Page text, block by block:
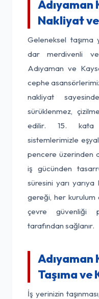
Adıyaman
Nakliyat
Geleneksel taşıma
dar merdivenli
Adıyaman ve
cephe
nakliyat
sürüklenmez,
edilir. 15. kata
sistemlerimizle
pencere üzerinden
iş gücünden
süresini yarı yarıya
gereği, her kurulum
çevre güvenliği
tarafından sağlanır.
Adıyaman
Taşıma
İş yerinizin